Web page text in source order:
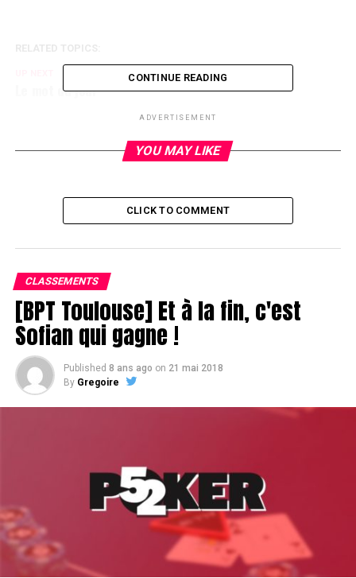
Le mot du jour
CONTINUE READING
ADVERTISEMENT
YOU MAY LIKE
CLICK TO COMMENT
CLASSEMENTS
[BPT Toulouse] Et à la fin, c'est
Sofian qui gagne !
Published 8 ans ago on 21 mai 2018
By Gregoire